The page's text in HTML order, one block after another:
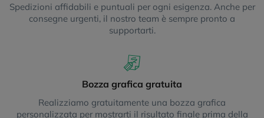
Spedizioni affidabili e puntuali per ogni esigenza. Anche per
consegne urgenti, il nostro team è sempre pronto a
supportarti.
Bozza grafica gratuita
Realizziamo gratuitamente una bozza grafica
personalizzata per mostrarti il risultato finale prima della